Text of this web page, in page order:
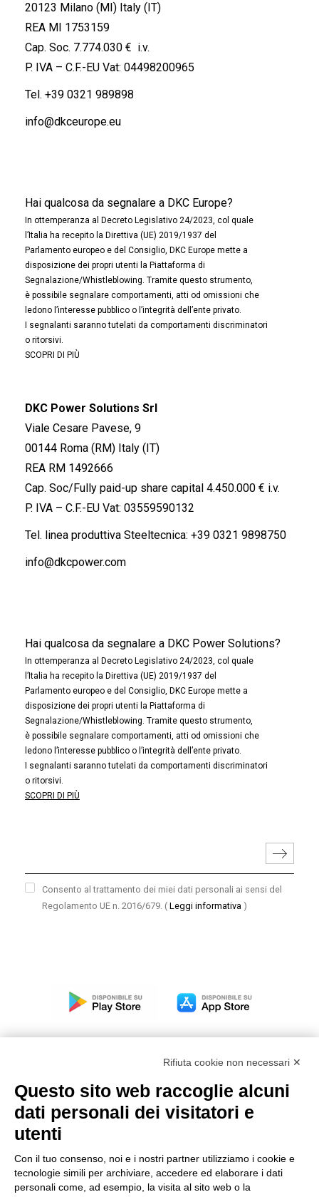
20123 Milano (MI) Italy (IT)
REA MI 1753159
Cap. Soc. 7.774.030 € i.v.
P. IVA – C.F.-EU Vat: 04498200965
Tel. +39 0321 989898
info@dkceurope.eu
Hai qualcosa da segnalare a DKC Europe?
In ottemperanza al Decreto Legislativo 24/2023, col quale
l’Italia ha recepito la Direttiva (UE) 2019/1937 del
Parlamento europeo e del Consiglio, DKC Europe mette a
disposizione dei propri utenti la Piattaforma di
Segnalazione/Whistleblowing. Tramite questo strumento,
è possibile segnalare comportamenti, atti od omissioni che
ledono l’interesse pubblico o l’integrità dell’ente privato.
I segnalanti saranno tutelati da comportamenti discriminatori
o ritorsivi.
SCOPRI DI PIÙ
DKC Power Solutions Srl
Viale Cesare Pavese, 9
00144 Roma (RM) Italy (IT)
REA RM 1492666
Cap. Soc/Fully paid-up share capital 4.450.000 € i.v.
P. IVA – C.F.-EU Vat: 03559590132
Tel. linea produttiva Steeltecnica: +39 0321 9898750
info@dkcpower.com
Hai qualcosa da segnalare a DKC Power Solutions?
In ottemperanza al Decreto Legislativo 24/2023, col quale
l’Italia ha recepito la Direttiva (UE) 2019/1937 del
Parlamento europeo e del Consiglio, DKC Europe mette a
disposizione dei propri utenti la Piattaforma di
Segnalazione/Whistleblowing. Tramite questo strumento,
è possibile segnalare comportamenti, atti od omissioni che
ledono l’interesse pubblico o l’integrità dell’ente privato.
I segnalanti saranno tutelati da comportamenti discriminatori
o ritorsivi.
SCOPRI DI PIÙ
Consento al trattamento dei miei dati personali ai sensi del
Regolamento UE n. 2016/679. ( Leggi informativa )
Modello organizzativo, gestione e controllo – D. lgs.
231/2001
Condizioni generali di vendita DKC Power Solutions
Condizioni generali di acquisto
Rifiuta cookie non necessari ✕
Questo sito web raccoglie alcuni
dati personali dei visitatori e
utenti
Con il tuo consenso, noi e i nostri partner utilizziamo i cookie e
tecnologie simili per archiviare, accedere ed elaborare i dati
personali come, ad esempio, la visita al sito web o la